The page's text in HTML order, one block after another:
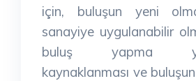
için, buluşun yeni
sanayiye uygulanabilir
buluş yapma
kaynaklanması ve